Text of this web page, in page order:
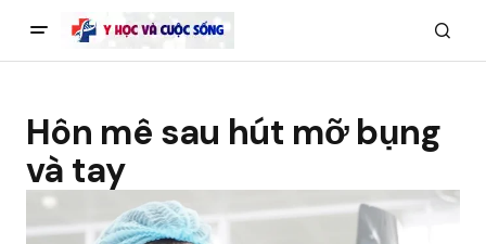
Hôn mê sau hút mỡ bụng
và tay